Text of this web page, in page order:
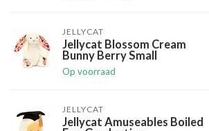
JELLYCAT
Jellycat Blossom Cream
Bunny Berry Small
Op voorraad
JELLYCAT
Jellycat Amuseables Boiled